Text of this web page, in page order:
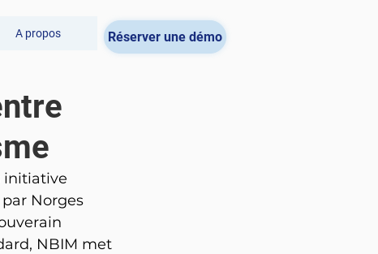
A propos Réserver une démo
initiative
Norges
NBIM met